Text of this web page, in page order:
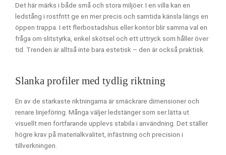
Det här märks i både små och stora miljöer. I en villa kan en
ledstång i rostfritt ge en mer precis och samtida känsla längs en
öppen trappa. I ett flerbostadshus eller kontor blir samma val en
fråga om slitstyrka, enkel skötsel och ett uttryck som håller över
tid. Trenden är alltså inte bara estetisk – den är också praktisk.
Slanka profiler med tydlig riktning
En av de starkaste riktningarna är smäckrare dimensioner och
renare linjeföring. Många väljer ledstänger som ser lätta ut
visuellt men fortfarande upplevs stabila i användning. Det ställer
högre krav på materialkvalitet, infästning och precision i
tillverkningen.